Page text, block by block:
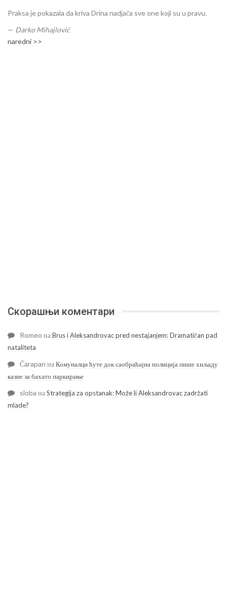
Praksa je pokazala da kriva Drina nadjača sve one koji su u pravu.
— Darko Mihajlović
naredni >>
Скорашњи коментари
Romeo наBrus i Aleksandrovac pred nestajanjem: Dramatičan pad
nataliteta
Čarapan наКомуналци ћуте док саобраћајна полиција пише хиљаду
казне за бахато паркирање
sloba наStrategija za opstanak: Može li Aleksandrovac zadržati
mlade?